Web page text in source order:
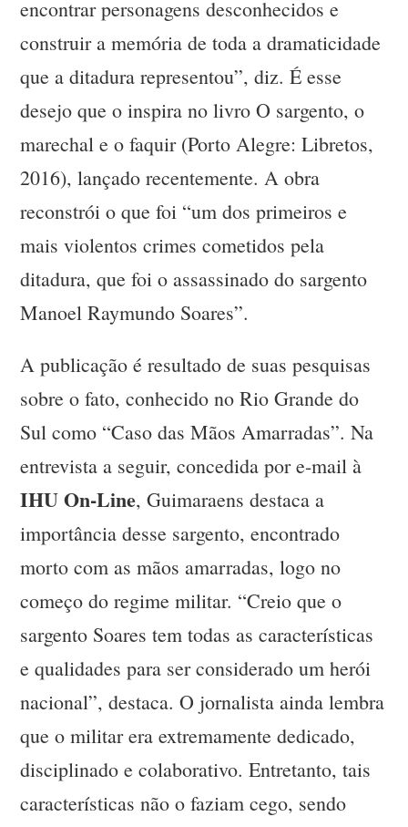
encontrar personagens desconhecidos e
construir a memória de toda a dramaticidade
que a ditadura representou”, diz. É esse
desejo que o inspira no livro O sargento, o
marechal e o faquir (Porto Alegre: Libretos,
2016), lançado recentemente. A obra
reconstrói o que foi “um dos primeiros e
mais violentos crimes cometidos pela
ditadura, que foi o assassinado do sargento
Manoel Raymundo Soares”.
A publicação é resultado de suas pesquisas
sobre o fato, conhecido no Rio Grande do
Sul como “Caso das Mãos Amarradas”. Na
entrevista a seguir, concedida por e-mail à
IHU On-Line, Guimaraens destaca a
importância desse sargento, encontrado
morto com as mãos amarradas, logo no
começo do regime militar. “Creio que o
sargento Soares tem todas as características
e qualidades para ser considerado um herói
nacional”, destaca. O jornalista ainda lembra
que o militar era extremamente dedicado,
disciplinado e colaborativo. Entretanto, tais
características não o faziam cego, sendo